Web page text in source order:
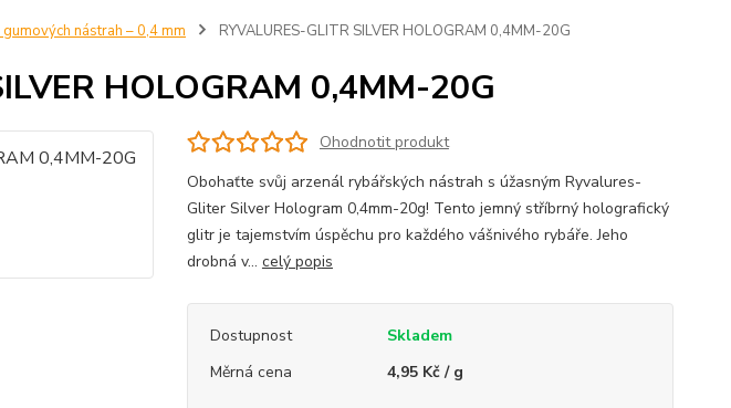
nástrah – 0,4 mm RYVALURES-GLITR SILVER HOLOGRAM 0,4MM-20G
HOLOGRAM 0,4MM-20G
Ohodnotit produkt
Obohaťte svůj arzenál rybářských nástrah s úžasným Ryvalures-
Gliter Silver Hologram 0,4mm-20g! Tento jemný stříbrný holografický
glitr je tajemstvím úspěchu pro každého vášnivého rybáře. Jeho
drobná v... celý popis
Dostupnost
Skladem
Měrná cena
4,95 Kč / g